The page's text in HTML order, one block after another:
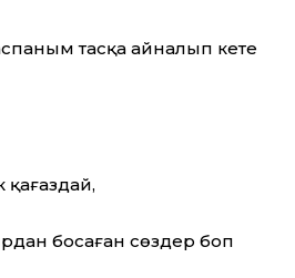
тасқа айналып кете
қағаздай,
босаған сөздер боп